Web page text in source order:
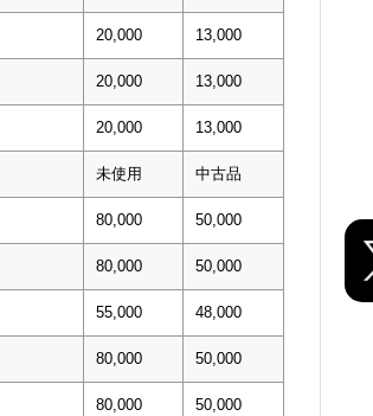
20,000 13,000
20,000 13,000
20,000 13,000
未使用 中古品
80,000 50,000
80,000 50,000
55,000 48,000
80,000 50,000
80,000 50,000